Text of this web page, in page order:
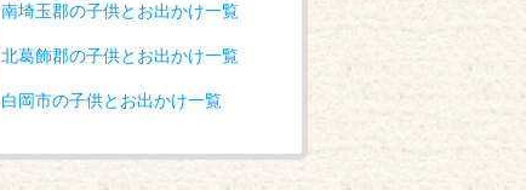
南埼玉郡の子供とお出かけ一覧
北葛飾郡の子供とお出かけ一覧
白岡市の子供とお出かけ一覧